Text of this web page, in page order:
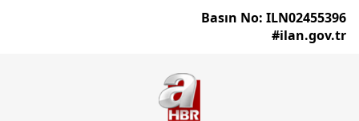
Basın No: ILN02455396
#ilan.gov.tr